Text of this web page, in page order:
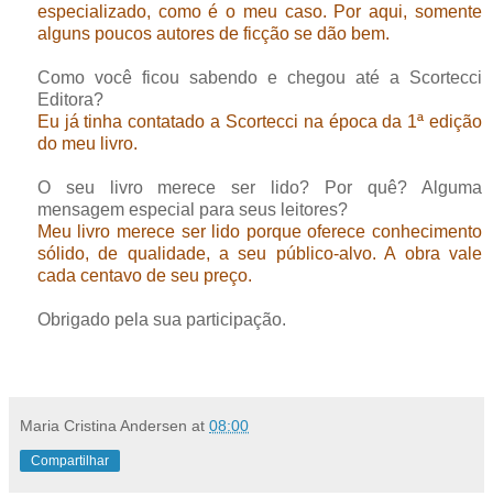
especializado, como é o meu caso. Por aqui, somente
alguns poucos autores de ficção se dão bem.
Como você ficou sabendo e chegou até a Scortecci
Editora?
Eu já tinha contatado a Scortecci na época da 1ª edição
do meu livro.
O seu livro merece ser lido? Por quê? Alguma
mensagem especial para seus leitores?
Meu livro merece ser lido porque oferece conhecimento
sólido, de qualidade, a seu público-alvo. A obra vale
cada centavo de seu preço.
Obrigado pela sua participação.
Maria Cristina Andersen at 08:00
Compartilhar